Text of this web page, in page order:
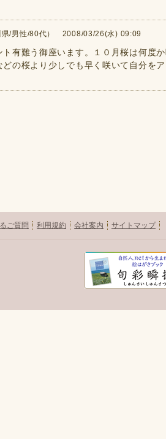
県/男性/80代） 2008/03/26(水) 09:09
ト有難う御座います。１０月桜は何度
の桜より少しでも早く咲いて自分を
ご質問 利用規約 会社案内 サイトマップ